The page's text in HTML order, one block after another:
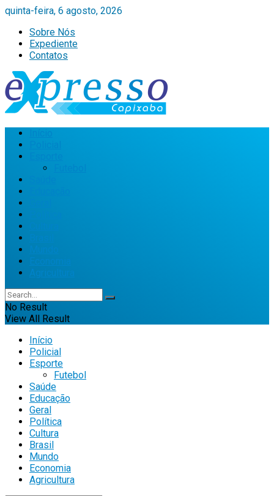
quinta-feira, 6 agosto, 2026
Sobre Nós
Expediente
Contatos
Agricultura
No Result
View All Result
Início
Policial
Esporte
Futebol
Saúde
Educação
Geral
Política
Cultura
Brasil
Mundo
Economia
Agricultura